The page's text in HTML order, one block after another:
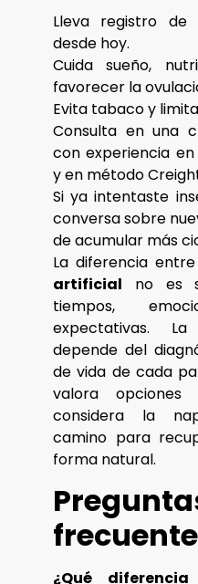
Lleva registro
desde hoy.
Cuida sueño,
favorecer la
Evita tabaco y
Consulta en una
con experiencia
y en método
Si ya intentaste
conversa sobre
de acumular más
La diferencia entre
artificial no es
tiempos,
expectativas.
depende del
de vida de cada
valora opciones
considera la
camino para
forma natural.
¿Qué